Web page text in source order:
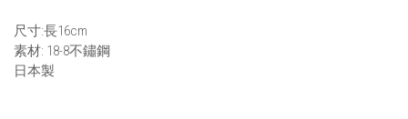
尺寸:長16cm
素材: 18-8不鏽鋼
日本製